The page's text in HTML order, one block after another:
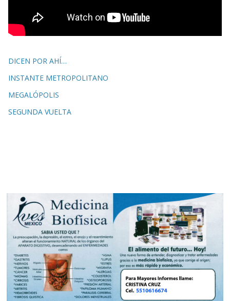
DICEN POR AHÍ…
INSTANTE METROPOLITANO
MEGALÓPOLIS
SEGUNDA VUELTA